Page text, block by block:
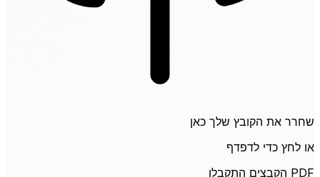
שחרר את הקובץ שלך כאן
או לחץ כדי לדפדף
PDF הקבצים התקבלו